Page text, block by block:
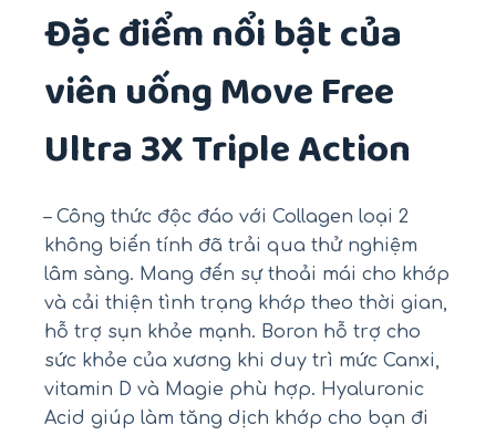
Đặc điểm nổi bật của
viên uống Move Free
Ultra 3X Triple Action
– Công thức độc đáo với Collagen loại 2
không biến tính đã trải qua thử nghiệm
lâm sàng. Mang đến sự thoải mái cho khớp
và cải thiện tình trạng khớp theo thời gian,
hỗ trợ sụn khỏe mạnh. Boron hỗ trợ cho
sức khỏe của xương khi duy trì mức Canxi,
vitamin D và Magie phù hợp. Hyaluronic
Acid giúp làm tăng dịch khớp cho bạn đi